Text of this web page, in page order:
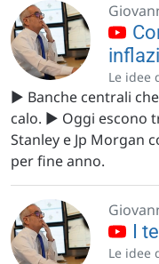
Le idee
▶️ Banche centrali
calo. ▶️ Oggi escono
Stanley e Jp Morgan
per fine anno.
I
Le idee